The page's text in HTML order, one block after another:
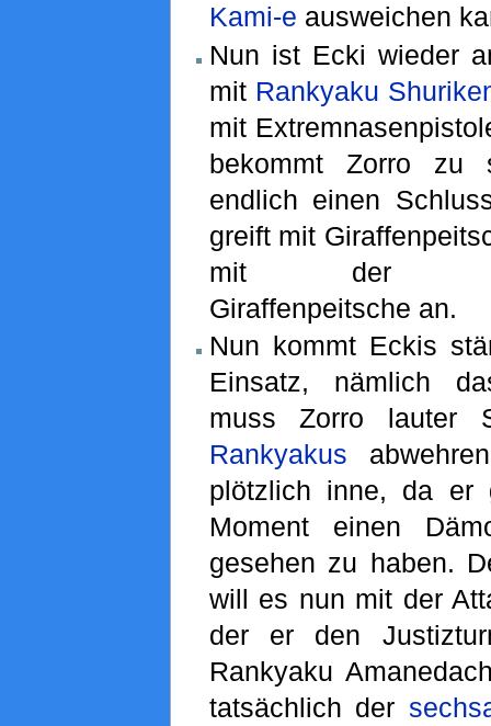
Kami-e ausweichen
Nun ist Ecki wieder
mit Rankyaku
mit
bekommt Zorro zu
endlich einen
greift mit
mit der
Giraffenpeitsche an.
Nun kommt Eckis
Einsatz, nämlich
muss Zorro lauter
Rankyakus
plötzlich inne, da er
Moment einen
gesehen zu haben.
will es nun mit der
der er den
Rankyaku
tatsächlich der